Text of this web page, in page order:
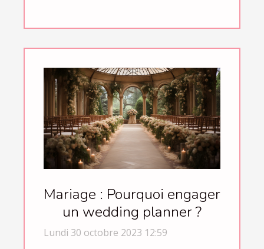
Mariage : Pourquoi engager
un wedding planner ?
Lundi 30 octobre 2023 12:59